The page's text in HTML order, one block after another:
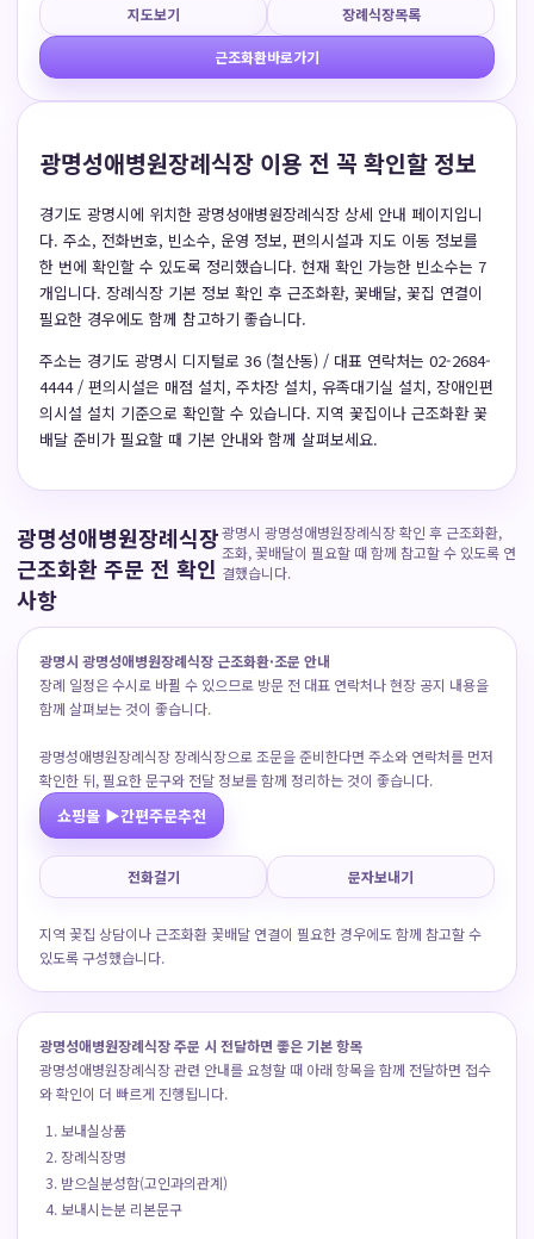
지도보기 장례식장목록
근조화환바로가기
광명성애병원장례식장 이용 전 꼭 확인할 정보
경기도 광명시에 위치한 광명성애병원장례식장 상세 안내 페이지입니
다. 주소, 전화번호, 빈소수, 운영 정보, 편의시설과 지도 이동 정보를
한 번에 확인할 수 있도록 정리했습니다. 현재 확인 가능한 빈소수는 7
개입니다. 장례식장 기본 정보 확인 후 근조화환, 꽃배달, 꽃집 연결이
필요한 경우에도 함께 참고하기 좋습니다.
주소는 경기도 광명시 디지털로 36 (철산동) / 대표 연락처는 02-2684-
4444 / 편의시설은 매점 설치, 주차장 설치, 유족대기실 설치, 장애인편
의시설 설치 기준으로 확인할 수 있습니다. 지역 꽃집이나 근조화환 꽃
배달 준비가 필요할 때 기본 안내와 함께 살펴보세요.
광명성애병원장례식장
근조화환 주문 전 확인
사항
광명시 광명성애병원장례식장 확인 후 근조화환,
조화, 꽃배달이 필요할 때 함께 참고할 수 있도록 연
결했습니다.
광명시 광명성애병원장례식장 근조화환·조문 안내
장례 일정은 수시로 바뀔 수 있으므로 방문 전 대표 연락처나 현장 공지 내용을
함께 살펴보는 것이 좋습니다.
광명성애병원장례식장 장례식장으로 조문을 준비한다면 주소와 연락처를 먼저
확인한 뒤, 필요한 문구와 전달 정보를 함께 정리하는 것이 좋습니다.
쇼핑몰 ▶간편주문추천
전화걸기 문자보내기
지역 꽃집 상담이나 근조화환 꽃배달 연결이 필요한 경우에도 함께 참고할 수
있도록 구성했습니다.
광명성애병원장례식장 주문 시 전달하면 좋은 기본 항목
광명성애병원장례식장 관련 안내를 요청할 때 아래 항목을 함께 전달하면 접수
와 확인이 더 빠르게 진행됩니다.
보내실상품
장례식장명
받으실분성함(고인과의관계)
보내시는분 리본문구